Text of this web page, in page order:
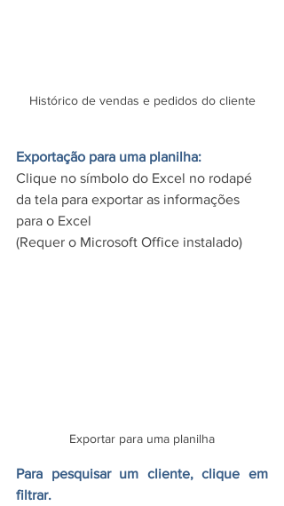
Histórico de vendas e pedidos do cliente
Exportação para uma planilha:
Clique no símbolo do Excel no rodapé
da tela para exportar as informações
para o Excel
(Requer o Microsoft Office instalado)
Exportar para uma planilha
Para pesquisar um cliente, clique em
filtrar.